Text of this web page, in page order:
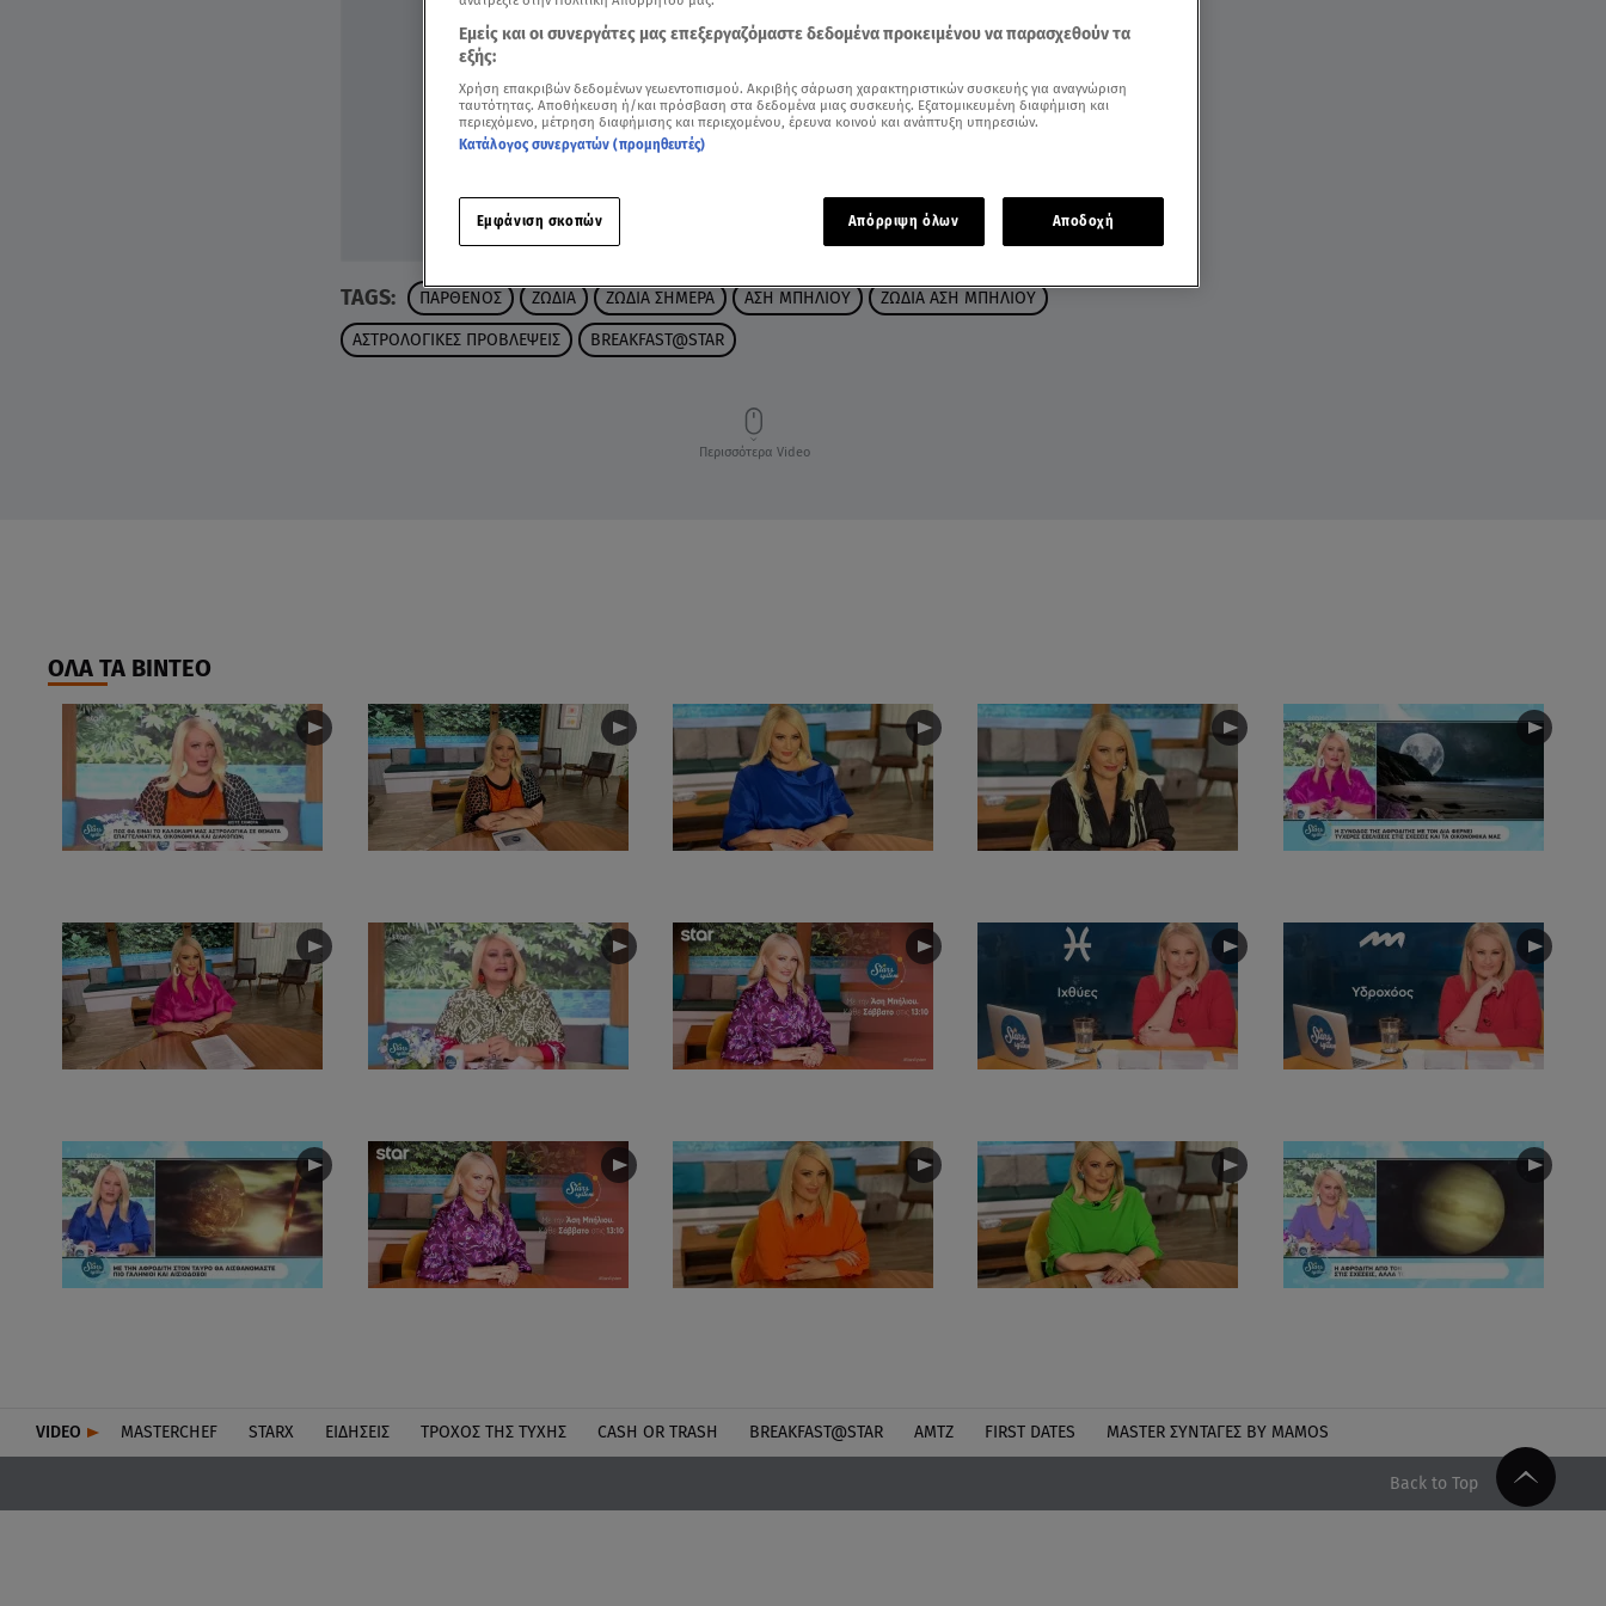
TAGS: ΠΑΡΘΕΝΟΣ ΖΩΔΙΑ ΖΩΔΙΑ ΣΗΜΕΡΑ ΑΣΗ ΜΠΗΛΙΟΥ ΖΩΔΙΑ ΑΣΗ ΜΠΗΛΙΟΥ
ΑΣΤΡΟΛΟΓΙΚΕΣ ΠΡΟΒΛΕΨΕΙΣ BREAKFAST@STAR
Περισσότερα Video
ΟΛΑ ΤΑ ΒΙΝΤΕΟ
VIDEO MASTERCHEF STARX ΕΙΔΉΣΕΙΣ ΤΡΟΧΌΣ ΤΗΣ ΤΎΧΗΣ CASH OR TRASH BREAKFAST@STAR ΑΜΤΖ FIRST DATES MASTER ΣΥΝΤΑΓΈΣ BY MAMOS
Back to Top
Εμείς και οι συνεργάτες μας επεξεργαζόμαστε δεδομένα προκειμένου να παρασχεθούν τα
εξής:
Χρήση επακριβών δεδομένων γεωεντοπισμού. Ακριβής σάρωση χαρακτηριστικών συσκευής για αναγνώριση
ταυτότητας. Αποθήκευση ή/και πρόσβαση στα δεδομένα μιας συσκευής. Εξατομικευμένη διαφήμιση και
περιεχόμενο, μέτρηση διαφήμισης και περιεχομένου, έρευνα κοινού και ανάπτυξη υπηρεσιών.
Κατάλογος συνεργατών (προμηθευτές)
Εμφάνιση σκοπών Απόρριψη όλων Αποδοχή